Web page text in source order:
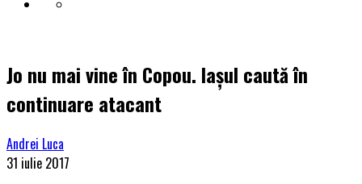
Jo nu mai vine în Copou. Iașul caută în
continuare atacant
Andrei Luca
31 iulie 2017